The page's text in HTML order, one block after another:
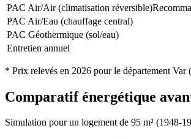
PAC Air/Air (climatisation réversible)
PAC Air/Eau (chauffage central)
PAC Géothermique (sol/eau)
Entretien annuel
* Prix relevés en 2026 pour le département Var(
Comparatif énergétique
Simulation pour un logement de 95 m² (1948-